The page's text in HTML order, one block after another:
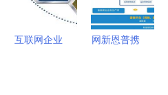
互联网企业
网新恩普携